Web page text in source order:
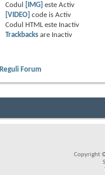
Codul
[IMG] esteActiv
[VIDEO] code isActiv
Codul HTML este Inactiv
Trackbacks are Inactiv
Reguli Forum
Copyright